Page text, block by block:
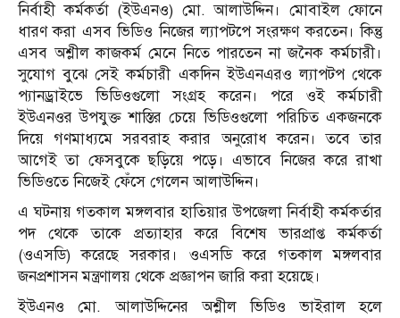
নির্বাহী কর্মকর্তা (ইউএনও) মো. আলাউদ্দিন। মোবাইল ফোনে
ধারণ করা এসব ভিডিও নিজের ল্যাপটপে সংরক্ষণ করতেন। কিন্তু
এসব অশ্লীল কাজকর্ম মেনে নিতে পারতেন না জনৈক কর্মচারী।
সুযোগ বুঝে সেই কর্মচারী একদিন ইউএনএরও ল্যাপটপ থেকে
প্যানড্রাইভে ভিডিওগুলো সংগ্রহ করেন। পরে ওই কর্মচারী
ইউএনওর উপযুক্ত শাস্তির চেয়ে ভিডিওগুলো পরিচিত একজনকে
দিয়ে গণমাধ্যমে সরবরাহ করার অনুরোধ করেন। তবে তার
আগেই তা ফেসবুকে ছড়িয়ে পড়ে। এভাবে নিজের করে রাখা
ভিডিওতে নিজেই ফেঁসে গেলেন আলাউদ্দিন।
এ ঘটনায় গতকাল মঙ্গলবার হাতিয়ার উপজেলা নির্বাহী কর্মকর্তার
পদ থেকে তাকে প্রত্যাহার করে বিশেষ ভারপ্রাপ্ত কর্মকর্তা
(ওএসডি) করেছে সরকার। ওএসডি করে গতকাল মঙ্গলবার
জনপ্রশাসন মন্ত্রণালয় থেকে প্রজ্ঞাপন জারি করা হয়েছে।
ইউএনও মো. আলাউদ্দিনের অশ্লীল ভিডিও ভাইরাল হলে